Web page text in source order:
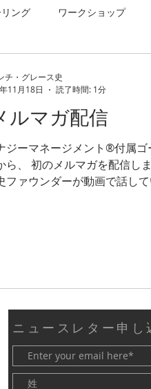
ング ワークショップ
ルマガ配信
ジーマネージメント®️付属ゴ
ら、 初のメルマガを配信し
ファウンダーが動画で話し
チ・グレース史
11月18日
読了時間: 1分
ニュースレター申し